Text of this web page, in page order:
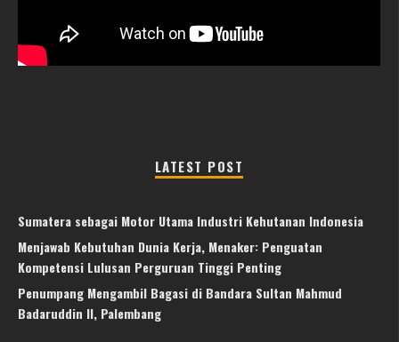
LATEST POST
Sumatera sebagai Motor Utama Industri Kehutanan Indonesia
Menjawab Kebutuhan Dunia Kerja, Menaker: Penguatan
Kompetensi Lulusan Perguruan Tinggi Penting
Penumpang Mengambil Bagasi di Bandara Sultan Mahmud
Badaruddin II, Palembang